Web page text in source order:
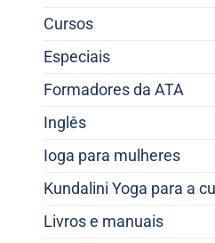
Cursos
Especiais
Formadores da ATA
Inglês
Ioga para mulheres
Kundalini Yoga para a
Livros e manuais